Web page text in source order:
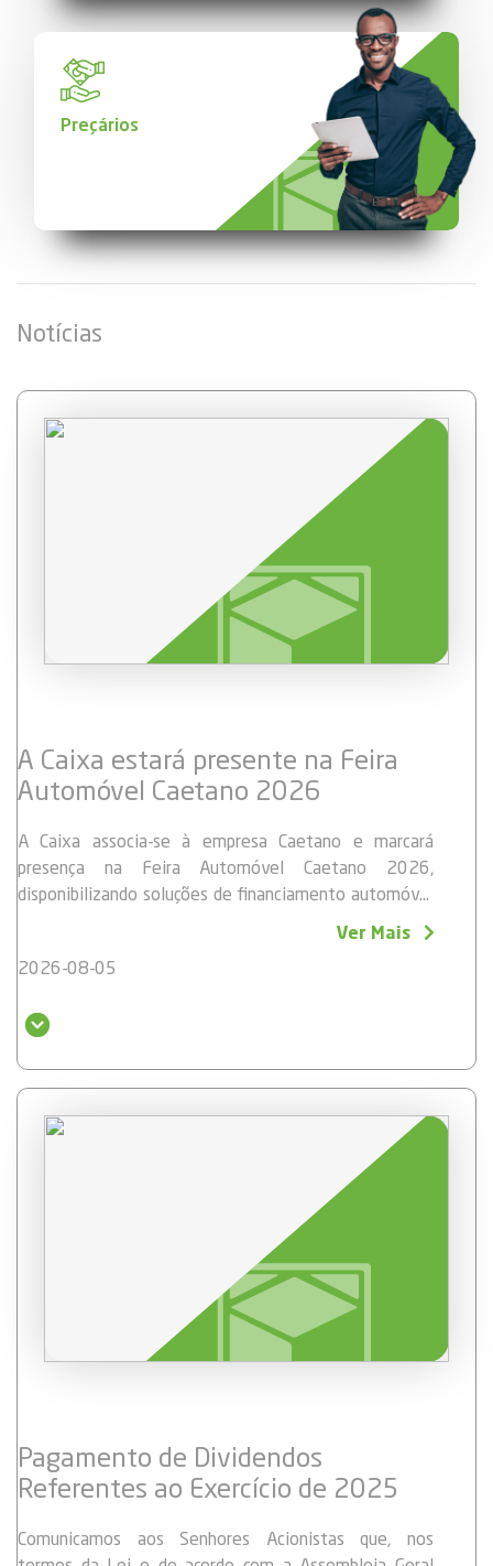
Preçários
Notícias
A Caixa estará presente na Feira
Automóvel Caetano 2026
A Caixa associa-se à empresa Caetano e marcará
presença na Feira Automóvel Caetano 2026,
disponibilizando soluções de financiamento automóvel
com taxas bastante competitivas, tanto para viaturas
convencionais como para viaturas elétricas.
A feira decorrerá de 05 a 08 de agosto, no Largo da
Venha conhecer as condições especiais de
financiamento que preparámos para si e descubra como
podemos ajudá-lo a adquirir a viatura dos seus sonhos.
Realize o sonho de adquirir o seu carro novo com a
Ver Mais
2026-08-05
Pagamento de Dividendos
Referentes ao Exercício de 2025
Comunicamos aos Senhores Acionistas que, nos